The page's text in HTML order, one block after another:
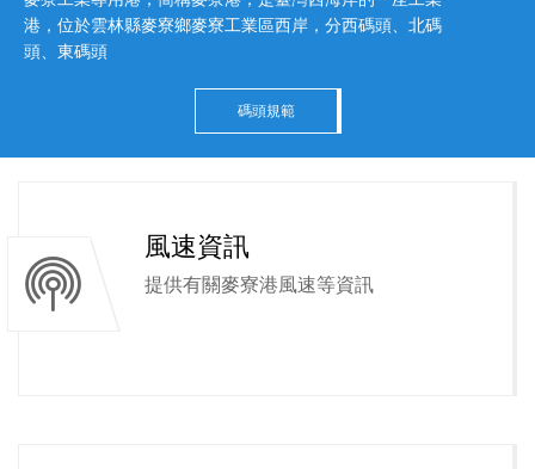
港，位於雲林縣麥寮鄉麥寮工業區西岸，分西碼頭、北碼
頭、東碼頭
碼頭規範
風速資訊
提供有關麥寮港風速等資訊